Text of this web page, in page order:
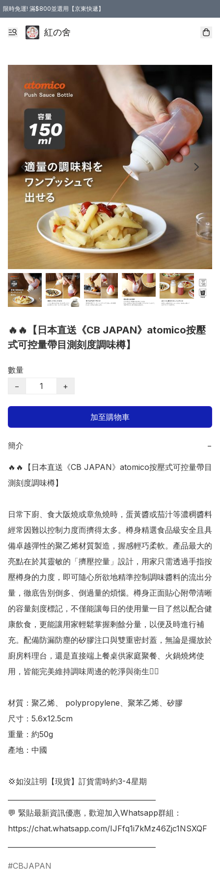
限時免運! 滿$800並選用【京東快遞】
紅の舍
🔥🔥【日本直送《CB JAPAN》atomico按壓
式可控量帶目測刻度調味樽】
數量
−
+
加至購物車
簡介 −
🔥🔥【日本直送《CB JAPAN》atomico按壓式可控量帶目
測刻度調味樽】
日常下廚、食大阪燒或章魚燒時，蛋黃醬或茄汁等濃稠醬料
經常因難以控制力度而擠得太多。樽身精選食品級安全且具
備卓越彈性的聚乙烯材質製造，握感輕巧柔軟。產品最大的
亮點在於其靈敏的「擠壓控量」設計，用家只需透過手指按
壓樽身的力度，即可隨心所欲地精準控制調味醬料的流出分
量，徹底告別倒多、倒過量的煩惱。樽身正面貼心附帶清晰
的容量刻度標記，不僅能讓每日的使用量一目了然以配合健
康飲食，更能讓用家輕鬆掌握剩餘分量，以便及時進行補
充。配備防漏防塵的矽膠注口與雙重密封蓋，無論是擺放於
廚房料理台，還是直接端上餐桌供家庭聚餐、火鍋燒烤使
用，皆能完美維持調味周邊的乾淨與衛生👍🏻
材質：聚乙烯、 polypropylene、聚苯乙烯、矽膠
尺寸：5.6x12.5cm
重量：約50g
產地：中國
💢如沒註明【現貨】訂貨需時約3-4星期
💬 緊貼最新資訊優惠，歡迎加入Whatsapp群組：
https://chat.whatsapp.com/IJFfq1i7kMz46Zjc1NSXQF
CBJAPAN